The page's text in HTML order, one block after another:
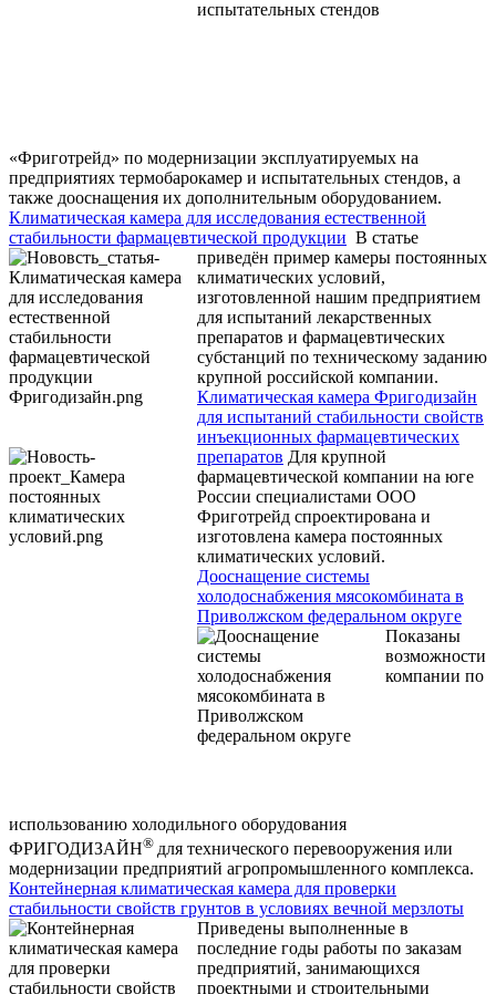
«Фриготрейд» по модернизации эксплуатируемых на
предприятиях термобарокамер и испытательных стендов, а
также дооснащения их дополнительным оборудованием.
Климатическая камера для исследования естественной
стабильности фармацевтической продукции В статье
приведён пример камеры постоянных
климатических условий,
изготовленной нашим предприятием
для испытаний лекарственных
препаратов и фармацевтических
субстанций по техническому заданию
крупной российской компании.
Климатическая камера Фригодизайн
для испытаний стабильности свойств
инъекционных фармацевтических
препаратов Для крупной
фармацевтической компании на юге
России специалистами ООО
Фриготрейд спроектирована и
изготовлена камера постоянных
климатических условий.
Дооснащение системы
холодоснабжения мясокомбината в
Приволжском федеральном округе
Показаны
возможности
компании по
использованию холодильного оборудования
ФРИГОДИЗАЙН® для технического перевооружения или
модернизации предприятий агропромышленного комплекса.
Контейнерная климатическая камера для проверки
стабильности свойств грунтов в условиях вечной мерзлоты
Приведены выполненные в
последние годы работы по заказам
предприятий, занимающихся
проектными и строительными